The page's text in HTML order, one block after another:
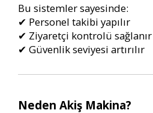
Bu sistemler sayesinde:
✔ Personel takibi yapılır
✔ Ziyaretçi kontrolü sağlanır
✔ Güvenlik seviyesi artırılır
Neden Akiş Makina?